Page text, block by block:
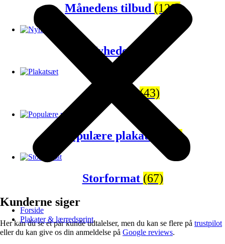
Forside
Plakater & lærredsprint
Månedens tilbud (120)
Nyheder
Plakatsæt(43)
Populære plakater (81)
Storformat (67)
Kunderne siger
Her kan du se et par kunde udtalelser, men du kan se flere på trustpilot
eller du kan give os din anmeldelse på Google reviews.